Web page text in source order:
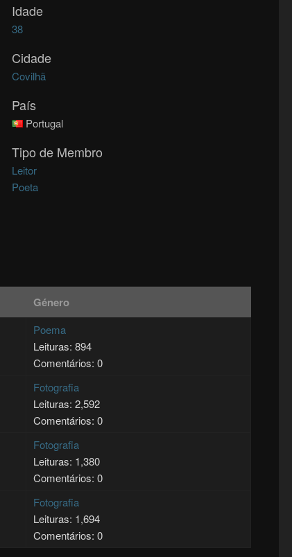
Idade
38
Cidade
Covilhã
País
Portugal
Tipo de Membro
Leitor
Poeta
Género
Poema
Leituras: 894
Comentários: 0
Fotografia
Leituras: 2,592
Comentários: 0
Fotografia
Leituras: 1,380
Comentários: 0
Fotografia
Leituras: 1,694
Comentários: 0